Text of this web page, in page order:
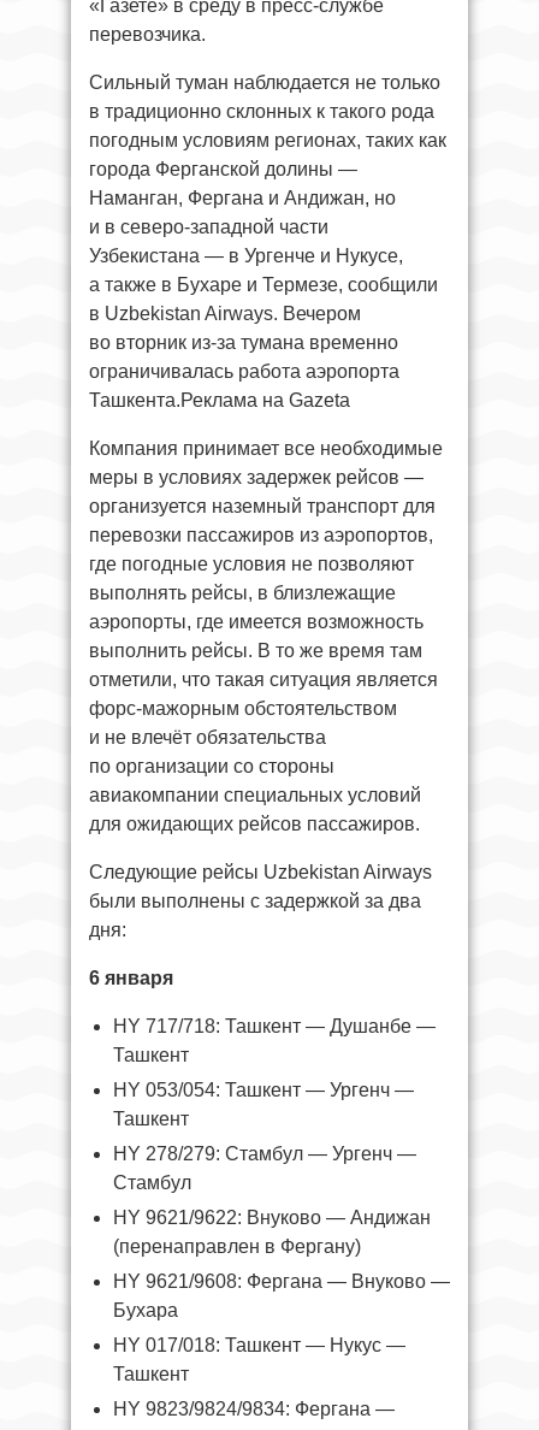
«Газете» в среду в пресс-службе
перевозчика.
Сильный туман наблюдается не только
в традиционно склонных к такого рода
погодным условиям регионах, таких как
города Ферганской долины —
Наманган, Фергана и Андижан, но
и в северо-западной части
Узбекистана — в Ургенче и Нукусе,
а также в Бухаре и Термезе, сообщили
в Uzbekistan Airways. Вечером
во вторник из-за тумана временно
ограничивалась работа аэропорта
Ташкента.Реклама на Gazeta
Компания принимает все необходимые
меры в условиях задержек рейсов —
организуется наземный транспорт для
перевозки пассажиров из аэропортов,
где погодные условия не позволяют
выполнять рейсы, в близлежащие
аэропорты, где имеется возможность
выполнить рейсы. В то же время там
отметили, что такая ситуация является
форс-мажорным обстоятельством
и не влечёт обязательства
по организации со стороны
авиакомпании специальных условий
для ожидающих рейсов пассажиров.
Следующие рейсы Uzbekistan Airways
были выполнены с задержкой за два
дня:
6 января
HY 717/718: Ташкент — Душанбе —
Ташкент
HY 053/054: Ташкент — Ургенч —
Ташкент
HY 278/279: Стамбул — Ургенч —
Стамбул
HY 9621/9622: Внуково — Андижан
(перенаправлен в Фергану)
HY 9621/9608: Фергана — Внуково —
Бухара
HY 017/018: Ташкент — Нукус —
Ташкент
HY 9823/9824/9834: Фергана —